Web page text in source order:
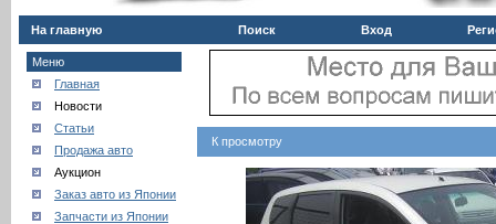
На главную Поиск Вход
Меню
Главная
Новости
Статьи
Продажа авто
Аукцион
Заказ авто из Японии
Запчасти из Японии
К просмотру